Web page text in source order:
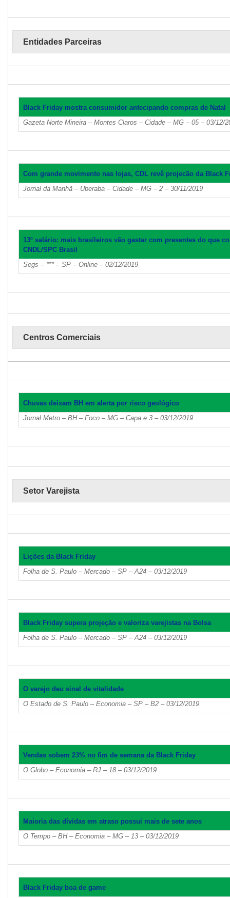
Entidades Parceiras
Black Friday mostra consumidor antecipando compras de Natal
Gazeta Norte Mineira – Montes Claros – Cidade – MG – 05 – 03/12/
Com grande movimento nas lojas, CDL revê projecão da Black
Jornal da Manhã – Uberaba – Cidade – MG – 2 – 30/11/2019
13º salário: mais brasileiros vão gastar com presentes do que
CNDL/SPC Brasil
Segs – *** – SP – Online – 02/12/2019
Centros Comerciais
Chuvas deixam BH em alerta por risco geológico
Jornal Metro – BH – Foco – MG – Capa e 3 – 03/12/2019
Setor Varejista
Lições da Black Friday
Folha de S. Paulo – Mercado – SP – A24 – 03/12/2019
Black Friday supera projeção e valoriza varejistas na Bolsa
Folha de S. Paulo – Mercado – SP – A24 – 03/12/2019
O varejo deu sinal de vitalidade
O Estado de S. Paulo – Economia – SP – B2 – 03/12/2019
Vendas sobem 23% no fim de semana da Black Friday
O Globo – Economia – RJ – 18 – 03/12/2019
Maioria das dívidas em atraso possui mais de sete anos
O Tempo – BH – Economia – MG – 13 – 03/12/2019
Black Friday boa de game